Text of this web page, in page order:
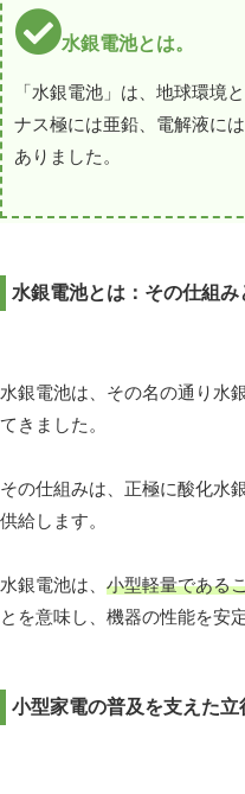
水銀電池とは。
「水銀電池」は、地球環境
ナス極には亜鉛、電解液に
ありました。
水銀電池とは：その仕組み
水銀電池は、その名の通り水
てきました。
その仕組みは、正極に酸化水
供給します。
水銀電池は、 小型軽量である
とを意味し、機器の性能を安
小型家電の普及を支えた立